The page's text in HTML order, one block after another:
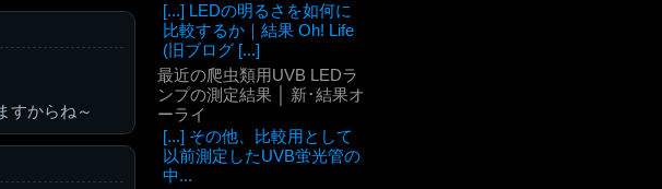
すからね～
[...] LEDの明るさを如何に
比較するか｜結果 Oh! Life
(旧ブログ [...]
最近の爬虫類用UVB LEDラ
ンプの測定結果 │ 新･結果オ
ーライ
[...] その他、比較用として
以前測定したUVB蛍光管の
中...